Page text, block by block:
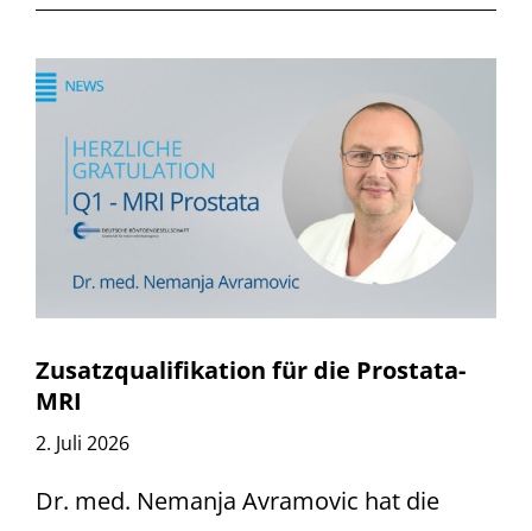
Zusatzqualifikation für die Prostata-
MRI
2. Juli 2026
Dr. med. Nemanja Avramovic hat die